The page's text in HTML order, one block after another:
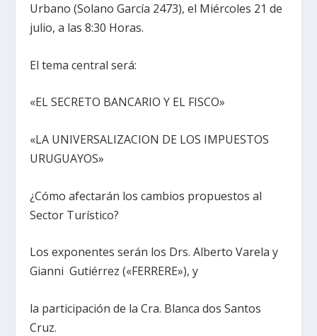
Urbano (Solano García 2473), el Miércoles 21 de
julio, a las 8:30 Horas.
El tema central será:
«EL SECRETO BANCARIO Y EL FISCO»
«LA UNIVERSALIZACION DE LOS IMPUESTOS
URUGUAYOS»
¿Cómo afectarán los cambios propuestos al
Sector Turístico?
Los exponentes serán los Drs. Alberto Varela y
Gianni Gutiérrez («FERRERE»), y
la participación de la Cra. Blanca dos Santos
Cruz.